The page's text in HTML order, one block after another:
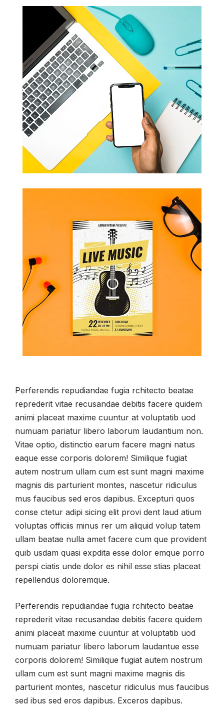
Perferendis repudiandae fugia rchitecto beatae
reprederit vitae recusandae debitis facere quidem
animi placeat maxime cuuntur at voluptatib uod
numuam pariatur libero laborum laudantium non.
Vitae optio, distinctio earum facere magni natus
eaque esse corporis dolorem! Similique fugiat
autem nostrum ullam cum est sunt magni maxime
magnis dis parturient montes, nascetur ridiculus
mus faucibus sed eros dapibus. Excepturi quos
conse ctetur adipi sicing elit provi dent laud atium
voluptas officiis minus rer um aliquid volup tatem
ullam beatae nulla amet facere cum que provident
quib usdam quasi expdita esse dolor emque porro
perspi ciatis unde dolor es nihil esse stias placeat
repellendus doloremque.
Perferendis repudiandae fugia rchitecto beatae
reprederit vitae recusandae debitis facere quidem
animi placeat maxime cuuntur at voluptatib uod
numuam pariatur libero laborum laudantue esse
corporis dolorem! Similique fugiat autem nostrum
ullam cum est sunt magni maxime magnis dis
parturient montes, nascetur ridiculus mus faucibus
sed ibus sed eros dapibus. Exceros dapibus.